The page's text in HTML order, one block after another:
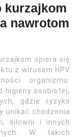
kurzajkom
nawrotom
opiera się
z wirusem HPV
organizmu.
higieny osobistej,
gdzie ryzyko
unikać chodzenia
siłowni i innych
W takich